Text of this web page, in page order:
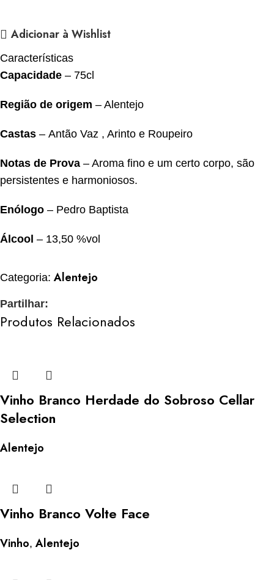
Adicionar à Wishlist
Características
Capacidade – 75cl
Região de origem – Alentejo
Castas – Antão Vaz , Arinto e Roupeiro
Notas de Prova – Aroma fino e um certo corpo, são
persistentes e harmoniosos.
Enólogo – Pedro Baptista
Álcool – 13,50 %vol
Categoria: Alentejo
Partilhar:
Produtos Relacionados
Vinho Branco Herdade do Sobroso Cellar
Selection
Alentejo
Vinho Branco Volte Face
Vinho, Alentejo